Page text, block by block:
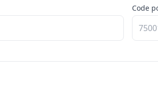
Code